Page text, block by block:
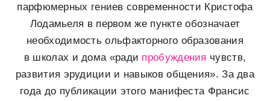
парфюмерных гениев современности Кристофа
Лодамьеля в первом же пункте обозначает
необходимость ольфакторного образования
в школах и дома «ради пробуждения чувств,
развития эрудиции и навыков общения». За два
года до публикации этого манифеста Франсис